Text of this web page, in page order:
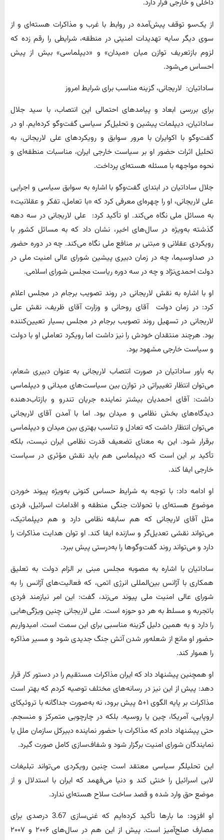
داخلی و خارجی قرار دارد.
از یک‌سو توقف پیش‌آمده در روابط با غرب و مذاکرات هسته‌ای و از
سوی دیگر سایه تهدیدات امنیتی در منطقه، شرایطی را رقم زده که
لزوم بازتعریف توازن میان «میدان» و «دیپلماسی» بیش از پیش
احساس می‌شود.
ساداتیان: لاریجانی، گزینه مناسب برای شرایط امروز
برای بررسی ابعاد و پیامدهای احتمالی این انتصاب، با سید جلال
ساداتیان، دیپلمات پیشین و تحلیل‌گر سیاسی گفت‌وگو کرده‌ایم. او در
گفت‌وگو با اکوایران با مرور سوابق و رویکردهای علی لاریجانی، به
تحلیل اثرات حضور او بر سیاست خارجی ایران، مناسبات منطقه‌ای و
نحوه مواجهه با مسئله هسته‌ای پرداخت.
جلال ساداتیان در ابتدای گفت‌وگو با اشاره به سوابق سیاسی و اجرایی
علی لاریجانی، او را چهره‌ای معرفی کرد که «با تعامل، تفکر و عقلانیت»
به مسائل ملی نگاه می‌کند. او تأکید کرد: علی لاریجانی در سه دهه
گذشته به‌ویژه در سال‌های اخیر، نشان داد که به مسائل کشور با
رویکردی عقلانی و مبتنی بر منافع ملی نگاه می‌کند. چه در دوره حضور
در صداوسیما، چه در زمان دبیری پیشین شورای عالی امنیت ملی در
دولت احمدی‌نژاد و چه در سه دوره ریاست مجلس شورای اسلامی.
او با اشاره به نقش لاریجانی در روند تصویب برجام در مجلس اعلام
کرد: در زمان دولت آقای روحانی و وزارت آقای ظریف، نقش علی
لاریجانی در تسهیل روند تصویب برجام در مجلس بسیار تعیین‌کننده
بود. هرچند منتقدان خودش را نیز داشت اما رویکرد تعاملی او با دولت
و سیاست خارجی مشهود بود.
به باور ساداتیان در صورت انتصاب لاریجانی به عنوان دبیری شعام،
می‌توان انتظار تغییراتی در توازن بین سیاست‌های میدانی و دیپلماسی
داشت: آقای احمدیان بیشتر نماینده جریان تندرو و بازتاب‌دهنده
دیدگاه‌های بخش نظامی و میدان بود. اما با آمدن آقای لاریجانی
می‌توان انتظار داشت که تعادل و تناسب بهتری بین میدان و دیپلماسی
برقرار شود. این به معنای تضعیف قدرت نظامی ایران نیست، بلکه
تأکید بر این است که دیپلماسی هم باید نقش مؤثری در سیاست
خارجی ایفا کند.
او ادامه داد: با توجه به شرایط حساس کنونی به‌ویژه پیوند خوردن
موضوع هسته‌ای با تحولات جنگی منطقه و اقدامات اسرائیل، فردی
مثل آقای لاریجانی که هم سابقه نظامی دارد و هم دیپلماتیک،
می‌تواند نقشی تعدیل‌گر و سازنده ایفا کند. او توان هدایت مذاکرات را
دارد و می‌تواند روند گفت‌وگوها را به‌درستی پیش ببرد.
ساداتیان با اشاره به مصوبه مجلس مبنی بر الزام دولت به تعلیق
همکاری با آژانس بین‌المللی انرژی اتمی، که فعالیت‌های آژانس را به
شورای عالی امنیت ملی پیوند می‌زند، گفت: این امر نیازمند فردی
باتجربه و مسلط به هر دو حوزه است. علی لاریجانی چنین ویژگی‌هایی
را دارد و به همین دلیل گزینه مناسبی برای این سمت است. امیدواریم
حضور او مانع از شعله‌ور شدن آتش جنگ جدیدی شود و مسیر مذاکره
را هموار کند.
او همچنین پیشنهاد داد که ایران مذاکرات مستقیم را در دستور کار قرار
دهد: پیش از این نیز در رسانه‌های مختلف توصیه کردم که بهتر است
مذاکرات بر پایه الگوی ۱+۵ پیش برود، نه به‌صورت جداگانه با تروئیکای
اروپایی، آمریکا، چین یا روسیه. بلکه در چارچوبی متمرکز و منسجم.
حتی پیشنهاد دادم که مذاکرات با حضور نماینده دبیرکل سازمان ملل یا
نمایندگان شورای امنیت برگزار شود و شفاف‌سازی کامل صورت گیرد.
این تحلیلگر سیاسی معتقد است چنین رویکردی می‌تواند تبلیغات
لابی اسرائیل را خنثی کند و دنیا می‌فهمد که ایران با استدلال و از
موضع حق وارد شده و قصد ساخت سلاح هسته‌ای ندارد.
او افزود: ما بارها تأکید کرده‌ایم که غنی‌سازی 3.67 درصدی برای
مصارف صلح‌آمیز است. پیش از این هم در سال‌های ۲۰۰۶ و ۲۰۰۷